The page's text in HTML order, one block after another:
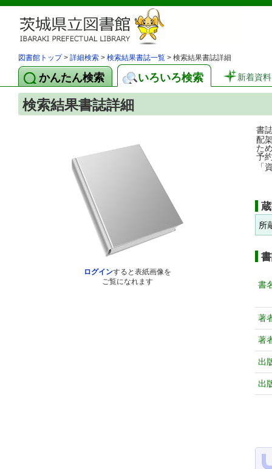
図書館トップ> 詳細検索 > 検索結果書誌一覧 > 検索結果書誌詳細
かんたん検索 いろいろ検索 新着資料
検索結果書誌詳細
ログインすると表紙画像を
ご覧になれます
書
配
た
予
「
所
書
著
著
出
出